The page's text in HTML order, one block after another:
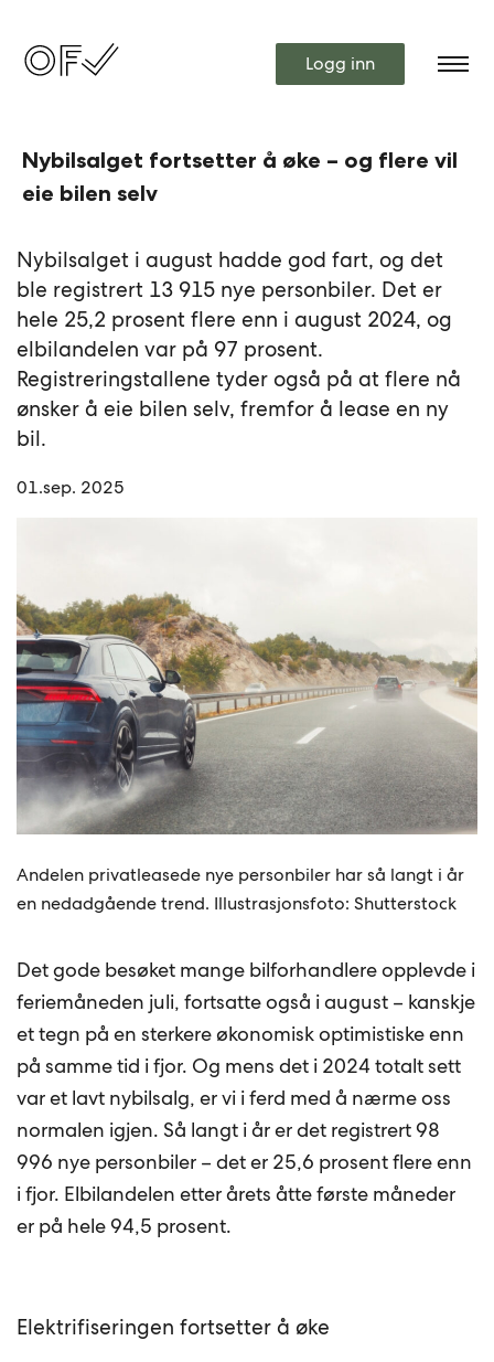
Logg inn
Nybilsalget fortsetter å øke – og flere vil
eie bilen selv
Nybilsalget i august hadde god fart, og det
ble registrert 13 915 nye personbiler. Det er
hele 25,2 prosent flere enn i august 2024, og
elbilandelen var på 97 prosent.
Registreringstallene tyder også på at flere nå
ønsker å eie bilen selv, fremfor å lease en ny
bil.
01.sep. 2025
Andelen privatleasede nye personbiler har så langt i år
en nedadgående trend. Illustrasjonsfoto: Shutterstock
Det gode besøket mange bilforhandlere opplevde i
feriemåneden juli, fortsatte også i august – kanskje
et tegn på en sterkere økonomisk optimistiske enn
på samme tid i fjor. Og mens det i 2024 totalt sett
var et lavt nybilsalg, er vi i ferd med å nærme oss
normalen igjen. Så langt i år er det registrert 98
996 nye personbiler – det er 25,6 prosent flere enn
i fjor. Elbilandelen etter årets åtte første måneder
er på hele 94,5 prosent.
Elektrifiseringen fortsetter å øke